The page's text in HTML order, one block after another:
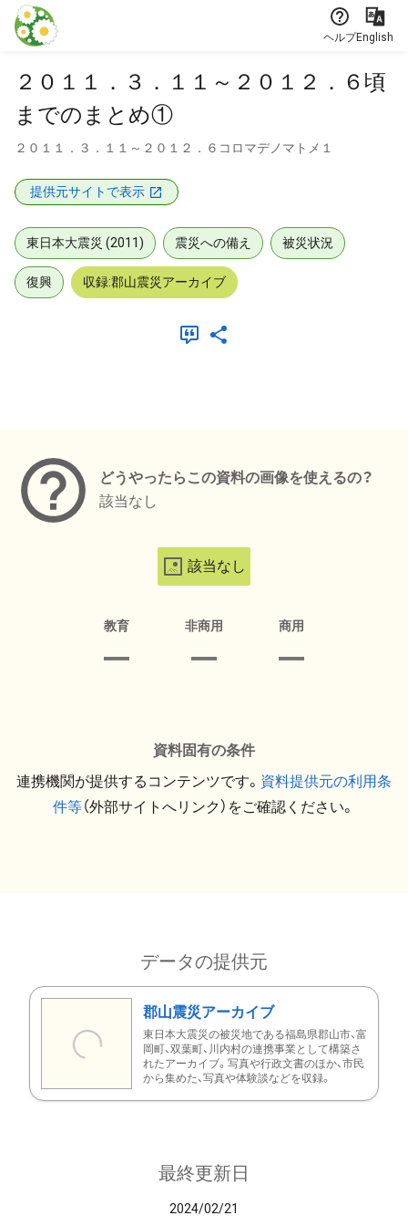
本文に飛ぶ
ヘルプEnglish
２０１１．３．１１～２０１２．６頃
までのまとめ①
２０１１．３．１１～２０１２．６コロマデノマトメ１
提供元サイトで表示
東日本大震災 (2011) 震災への備え 被災状況
復興 収録:郡山震災アーカイブ
どうやったらこの資料の画像を使えるの？
該当なし
該当なし
教育 非商用 商用
資料固有の条件
連携機関が提供するコンテンツです。 資料提供元の利用条
件等（外部サイトへリンク）をご確認ください。
データの提供元
郡山震災アーカイブ
東日本大震災の被災地である福島県郡山市、富
岡町、双葉町、川内村の連携事業として構築さ
れたアーカイブ。写真や行政文書のほか、市民
から集めた、写真や体験談などを収録。
最終更新日
2024/02/21